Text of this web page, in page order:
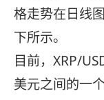
格走势在日线
下所示。
目前，XRP/
美元之间的一